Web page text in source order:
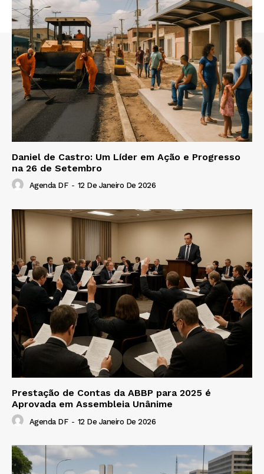
Daniel de Castro: Um Líder em Ação e Progresso
na 26 de Setembro
Agenda DF - 12 De Janeiro De 2026
Prestação de Contas da ABBP para 2025 é
Aprovada em Assembleia Unânime
Agenda DF - 12 De Janeiro De 2026